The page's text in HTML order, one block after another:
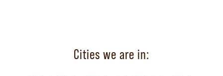
Cities we are in: